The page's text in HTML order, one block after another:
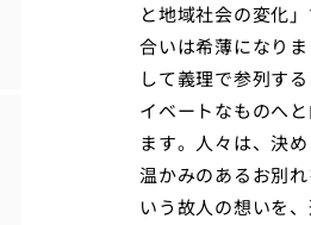
と地域社会の変化
合いは希薄になり
して義理で参列す
イベートなものへ
ます。人々は、決
温かみのあるお別
いう故人の想いを